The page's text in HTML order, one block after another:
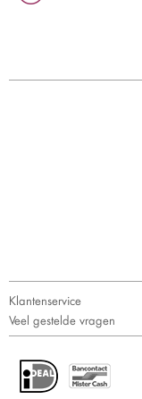
Klantenservice
Veel gestelde vragen